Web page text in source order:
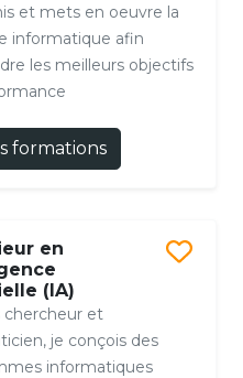
et mets en oeuvre la
informatique afin
les meilleurs objectifs
formations
en
(IA)
chercheur et
je conçois des
informatiques